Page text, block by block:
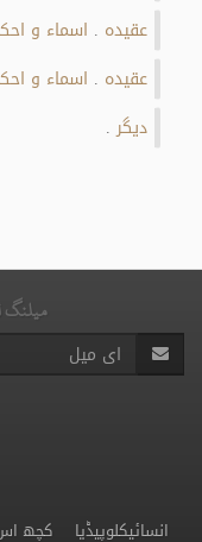
عقیدہ اسماء و
عقیدہ اسماء و
دیگر
کچھ اس انسائیکلوپیڈیا